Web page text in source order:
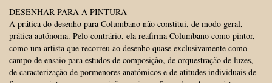
DESENHAR PARA A PINTURA
A prática do desenho para Columbano não constitui, de modo geral,
prática autónoma. Pelo contrário, ela reafirma Columbano como pintor,
como um artista que recorreu ao desenho quase exclusivamente como
campo de ensaio para estudos de composição, de orquestração de luzes,
de caracterização de pormenores anatómicos e de atitudes individuais de